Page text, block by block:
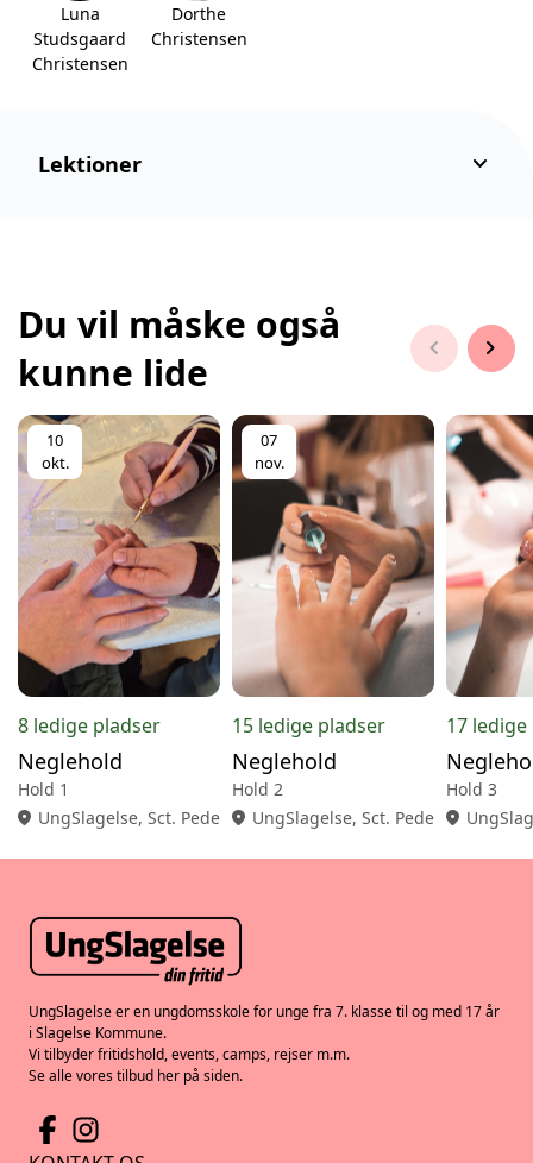
Luna
Studsgaard
Christensen
Dorthe
Christensen
Lektioner keyboard_arrow_down
Du vil måske også
kunne lide
chevron_left chevron_right
10
okt.
8 ledige pladser
Neglehold
Hold 1
location_on UngSlagelse, Sct. Pedersgade 18, 2., 4200 Slagelse
07
nov.
15 ledige pladser
Neglehold
Hold 2
location_on UngSlagelse, Sct. Pedersgade 18,
17
Hold 3
location_on
UngSlagelse er en ungdomsskole for unge fra 7. klasse til og med 17 år
i Slagelse Kommune.
Vi tilbyder fritidshold, events, camps, rejser m.m.
Se alle vores tilbud her på siden.